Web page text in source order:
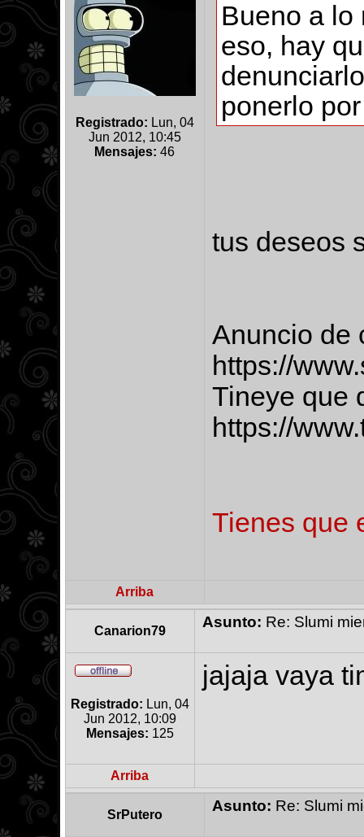
Registrado: Lun, 04
Jun 2012, 10:45
Mensajes: 46
Bueno a lo
eso, hay
ponerlo
tus deseos
Anuncio de
https://
Tineye que
https://
Tienes que
Arriba
Canarion79
Asunto: Re: Slumi
Registrado: Lun, 04
Jun 2012, 10:09
Mensajes: 125
jajaja vaya
Arriba
SrPutero
Asunto: Re: Slumi